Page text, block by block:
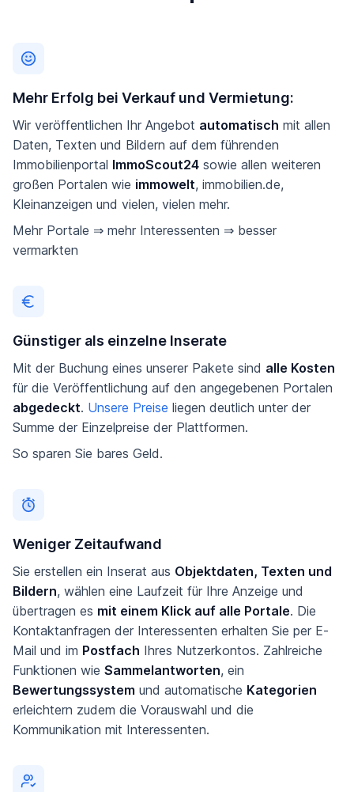
Mehr Erfolg bei Verkauf und Vermietung:
Wir veröffentlichen Ihr Angebot automatisch mit allen
Daten, Texten und Bildern auf dem führenden
Immobilienportal ImmoScout24 sowie allen weiteren
großen Portalen wie immowelt, immobilien.de,
Kleinanzeigen und vielen, vielen mehr.
Mehr Portale ⇒ mehr Interessenten ⇒ besser
vermarkten
Günstiger als einzelne Inserate
Mit der Buchung eines unserer Pakete sind alle Kosten
für die Veröffentlichung auf den angegebenen Portalen
abgedeckt. Unsere Preise liegen deutlich unter der
Summe der Einzelpreise der Plattformen.
So sparen Sie bares Geld.
Weniger Zeitaufwand
Sie erstellen ein Inserat aus Objektdaten, Texten und
Bildern, wählen eine Laufzeit für Ihre Anzeige und
übertragen es mit einem Klick auf alle Portale. Die
Kontaktanfragen der Interessenten erhalten Sie per E-
Mail und im Postfach Ihres Nutzerkontos. Zahlreiche
Funktionen wie Sammelantworten, ein
Bewertungssystem und automatische Kategorien
erleichtern zudem die Vorauswahl und die
Kommunikation mit Interessenten.